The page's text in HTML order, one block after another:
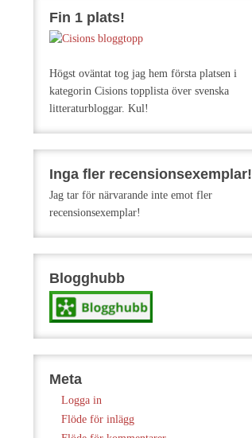
Fin 1 plats!
Högst oväntat tog jag hem första platsen i
kategorin Cisions topplista över svenska
litteraturbloggar. Kul!
Inga fler recensionsexemplar!
Jag tar för närvarande inte emot fler
recensionsexemplar!
Blogghubb
Meta
Logga in
Flöde för inlägg